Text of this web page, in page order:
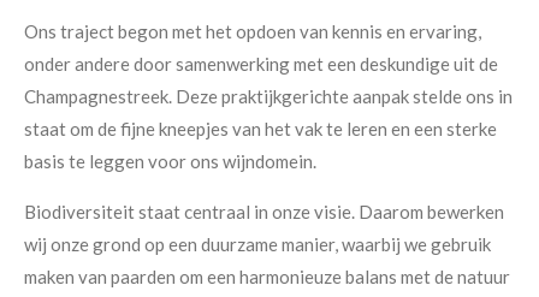
Ons traject begon met het opdoen van kennis en ervaring,
onder andere door samenwerking met een deskundige uit de
Champagnestreek. Deze praktijkgerichte aanpak stelde ons in
staat om de fijne kneepjes van het vak te leren en een sterke
basis te leggen voor ons wijndomein.
Biodiversiteit staat centraal in onze visie. Daarom bewerken
wij onze grond op een duurzame manier, waarbij we gebruik
maken van paarden om een harmonieuze balans met de natuur